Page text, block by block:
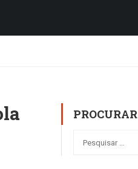
PROCURAR